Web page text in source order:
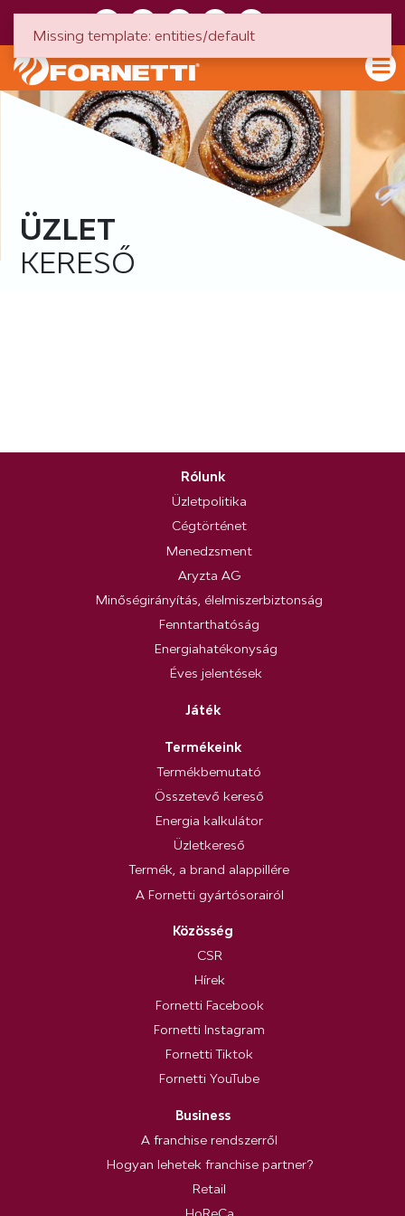
ÜZLET
KERESŐ
Rólunk
Üzletpolitika
Cégtörténet
Menedzsment
Aryzta AG
Minőségirányítás, élelmiszerbiztonság
Fenntarthatóság
Energiahatékonyság
Éves jelentések
Játék
Termékeink
Termékbemutató
Összetevő kereső
Energia kalkulátor
Üzletkereső
Termék, a brand alappillére
A Fornetti gyártósorairól
Közösség
CSR
Hírek
Fornetti Facebook
Fornetti Instagram
Fornetti Tiktok
Fornetti YouTube
Business
A franchise rendszerről
Hogyan lehetek franchise partner?
Retail
Missing template: entities/default